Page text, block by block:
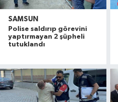
SAMSUN
Polise saldırıp görevini
yaptırmayan 2 şüpheli
tutuklandı